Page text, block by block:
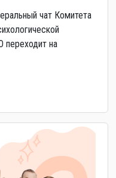
чат Комитета
переходит на